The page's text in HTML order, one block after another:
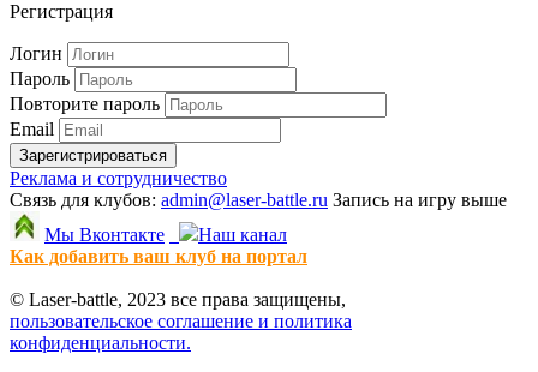
Регистрация
Логин
Пароль
Повторите пароль
Email
Зарегистрироваться
Реклама и сотрудничество
Связь для клубов: admin@laser-battle.ru Запись на игру выше
Мы Вконтакте
Наш канал
Как добавить ваш клуб на портал
© Laser-battle, 2023 все права защищены,
пользовательское соглашение и политика
конфиденциальности.